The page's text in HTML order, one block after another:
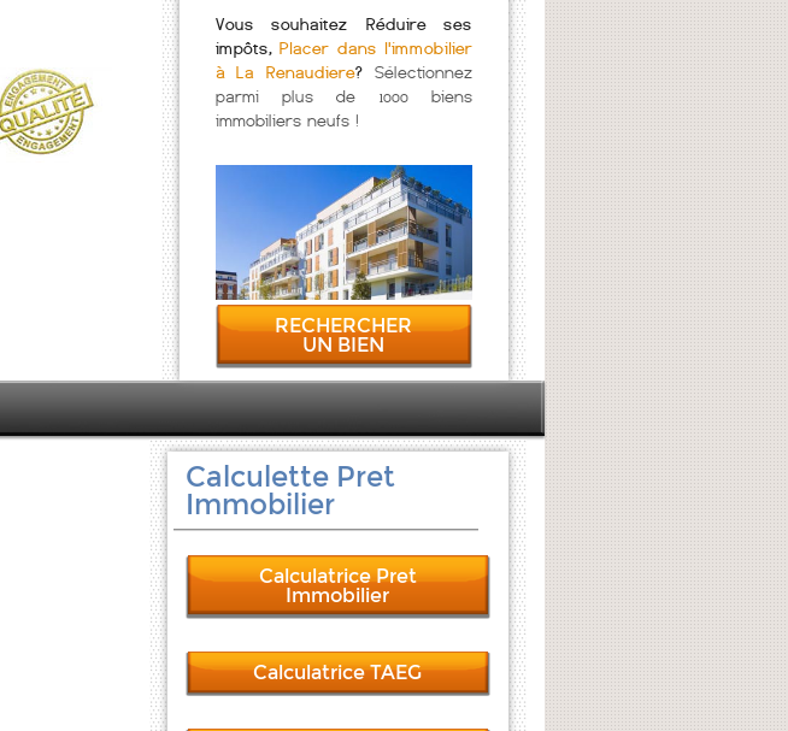
Vous souhaitez Réduire ses
impôts,Placer dans l'immobilier
à La Renaudiere?Sélectionnez
parmi plus de 1000 biens
immobiliers neufs !
RECHERCHER
UN BIEN
Calculette Pret
Immobilier
Calculatrice Pret
Immobilier
Calculatrice TAEG